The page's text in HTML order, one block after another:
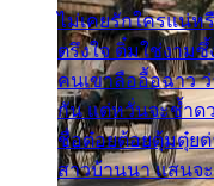
ไม่เคยรักใครแน่ห
ตรึงใจ ติ๋มใช่งาม
คนเขาลืออื้อฉาว
กัน แต่หวั่นจะช้ำด
ชื่อต๋อยต้อยตุ้มตุ๋ยต่
สาวบ้านนา แสนจ